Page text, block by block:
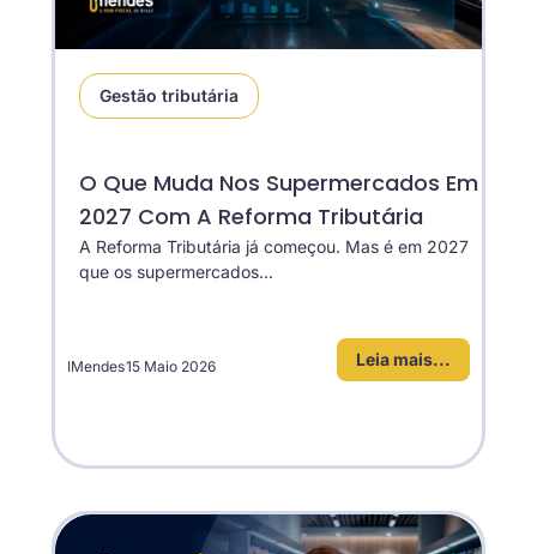
Gestão tributária
O Que Muda Nos Supermercados Em
2027 Com A Reforma Tributária
A Reforma Tributária já começou. Mas é em 2027
que os supermercados...
Leia mais...
IMendes15 Maio 2026